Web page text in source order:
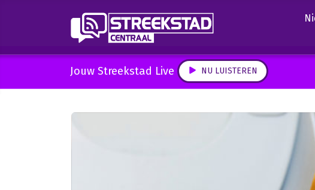
Jouw Streekstad Live NU LUISTEREN